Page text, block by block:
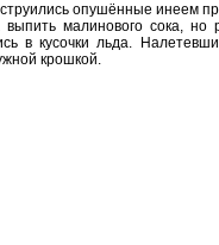
опушённые инеем
малинового сока, но
в кусочки льда.
крошкой.